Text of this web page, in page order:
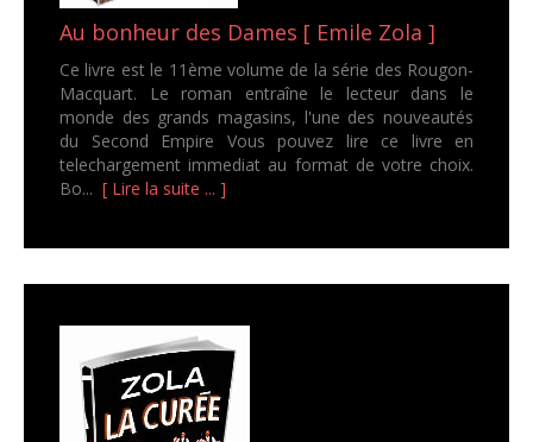
Au bonheur des Dames [ Emile Zola ]
Ce livre est le 11ème volume de la série des Rougon-
Macquart. Le roman entraîne le lecteur dans le
monde des grands magasins, l'une des nouveautés
du Second Empire Vous pouvez lire ce livre en
telechargement immediat au format de votre choix.
Bo... [ Lire la suite ... ]